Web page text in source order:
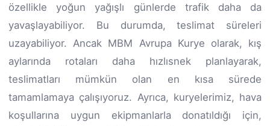
özellikle yoğun yağışlı günlerde trafik daha da
yavaşlayabiliyor. Bu durumda, teslimat süreleri
uzayabiliyor. Ancak MBM Avrupa Kurye olarak, kış
aylarında rotaları daha hızlısnek planlayarak,
teslimatları mümkün olan en kısa sürede
tamamlamaya çalışıyoruz. Ayrıca, kuryelerimiz, hava
koşullarına uygun ekipmanlarla donatıldığı için,